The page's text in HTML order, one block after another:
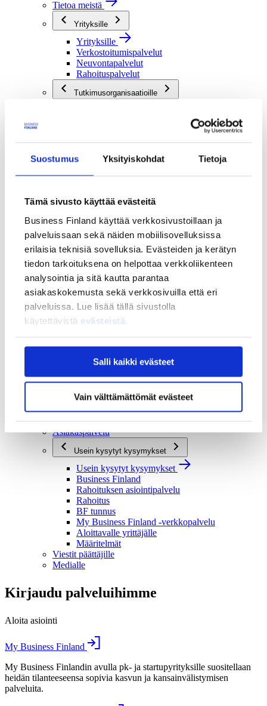
Suostumus Yksityiskohdat Tietoja
Tämä sivusto käyttää evästeitä
Business Finland käyttää verkkosivustoillaan ja
palveluissaan sekä näiden mobiilisovelluksissa
erilaisia teknisiä sovelluksia. Evästeiden ja kerätyn
tiedon tarkoituksena on helpottaa verkkoliikenteen
analysointia ja sitä kautta parantaa
asiakaskokemusta sekä verkkosivuilla että eri
palveluissa. Lue lisää tällä sivustolla
käytettävistä evästeistä
Salli kaikki evästeet
Vain välttämättömät evästeet
Tietoa meistä
Yrityksille
Yrityksille
Verkostoitumispalvelut
Neuvontapalvelut
Rahoituspalvelut
Tutkimusorganisaatioille
Verkostoitumispalvelut
Me olemme Business Finland
Me olemme Business Finland
Organisaatiomme
Töihin meille
Toimintaverkostomme
Strategia ja vaikuttavuus
Strategia ja vaikuttavuus
Business Finlandin strategia 2030
Tulokset ja vaikutukset
Yhteys ja tuki
Yhteys ja tuki
Asiakaspalvelu
Usein kysytyt kysymykset
Usein kysytyt kysymykset
Business Finland
Rahoituksen asiointipalvelu
Rahoitus
BF tunnus
My Business Finland -verkkopalvelu
Aloittavalle yrittäjälle
Määritelmät
Viestit päättäjille
Medialle
Kirjaudu palveluihimme
Aloita asiointi
My Business Finland
My Business Finlandin avulla pk- ja startupyrityksille suositellaan
heidän tilanteeseensa sopivia kasvun ja kansainvälistymisen
palveluita.